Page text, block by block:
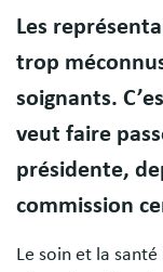
Les
trop
soignants.
veut faire
présidente,
commission
Le soin et la